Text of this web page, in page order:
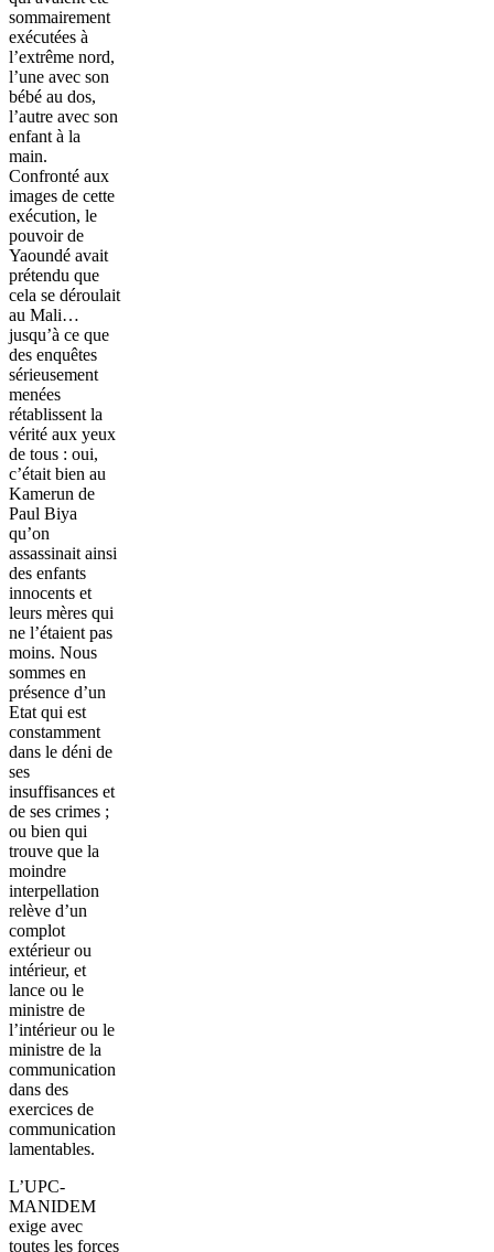
sommairement
exécutées à
l’extrême nord,
l’une avec son
bébé au dos,
l’autre avec son
enfant à la
main.
Confronté aux
images de cette
exécution, le
pouvoir de
Yaoundé avait
prétendu que
cela se déroulait
au Mali…
jusqu’à ce que
des enquêtes
sérieusement
menées
rétablissent la
vérité aux yeux
de tous : oui,
c’était bien au
Kamerun de
Paul Biya
qu’on
assassinait ainsi
des enfants
innocents et
leurs mères qui
ne l’étaient pas
moins. Nous
sommes en
présence d’un
Etat qui est
constamment
dans le déni de
ses
insuffisances et
de ses crimes ;
ou bien qui
trouve que la
moindre
interpellation
relève d’un
complot
extérieur ou
intérieur, et
lance ou le
ministre de
l’intérieur ou le
ministre de la
communication
dans des
exercices de
communication
lamentables.
L’UPC-
MANIDEM
exige avec
toutes les forces